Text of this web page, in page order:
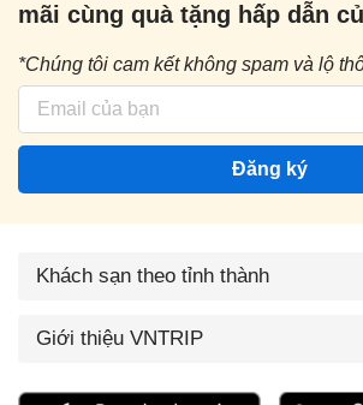
mãi cùng quà tặng hấp dẫn
*Chúng tôi cam kết không spam và lộ
Đăng ký
Khách sạn theo tỉnh thành
Giới thiệu VNTRIP